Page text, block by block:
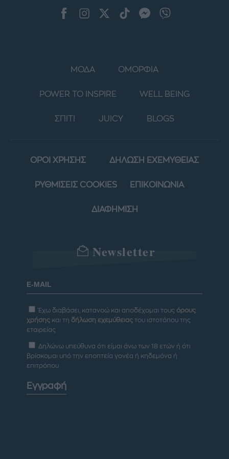
ΜΟΔΑ ΟΜΟΡΦΙΑ
POWER TO INSPIRE WELL BEING
ΣΠΙΤΙ JUICY BLOGS
ΟΡΟΙ ΧΡΗΣΗΣ ΔΗΛΩΣΗ ΕΧΕΜΥΘΕΙΑΣ
ΡΥΘΜΙΣΕΙΣ COOKIES ΕΠΙΚΟΙΝΩΝΙΑ
ΔΙΑΦΗΜΙΣΗ
Newsletter
Έχω διαβάσει, κατανοώ και αποδέχομαι τους όρους
χρήσης και τη δήλωση εχεμύθειας του ιστοτόπου της
εταιρείας
Δηλώνω υπεύθυνα ότι είμαι άνω των 18 ετών ή ότι
βρίσκομαι υπό την εποπτεία γονέα ή κηδεμόνα ή
επιτρόπου
Εγγραφή